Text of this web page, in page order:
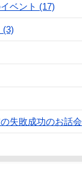
ベント (17)
(3)
失敗成功のお話